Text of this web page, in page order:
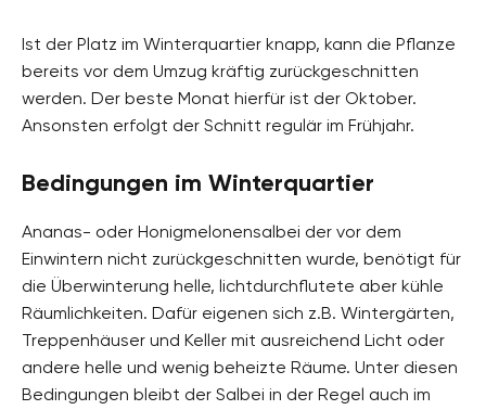
Ist der Platz im Winterquartier knapp, kann die Pflanze
bereits vor dem Umzug kräftig zurückgeschnitten
werden. Der beste Monat hierfür ist der Oktober.
Ansonsten erfolgt der Schnitt regulär im Frühjahr.
Bedingungen im Winterquartier
Ananas- oder Honigmelonensalbei der vor dem
Einwintern nicht zurückgeschnitten wurde, benötigt für
die Überwinterung helle, lichtdurchflutete aber kühle
Räumlichkeiten. Dafür eigenen sich z.B. Wintergärten,
Treppenhäuser und Keller mit ausreichend Licht oder
andere helle und wenig beheizte Räume. Unter diesen
Bedingungen bleibt der Salbei in der Regel auch im